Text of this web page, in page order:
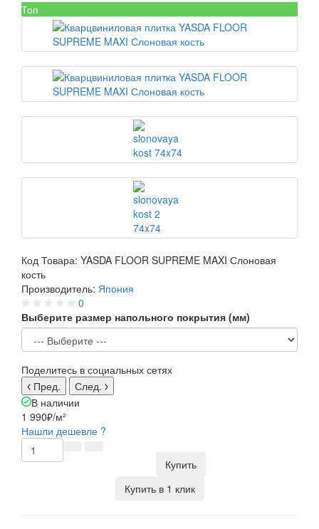
Топ
Код Товара: YASDA FLOOR SUPREME MAXI Слоновая
кость
Производитель: Япония
0
Выберите размер напольного покрытия (мм)
Поделитесь в социальных сетях
Пред.
След.
В наличии
1 990₽/м²
Нашли дешевле ?
Купить
Купить в 1 клик